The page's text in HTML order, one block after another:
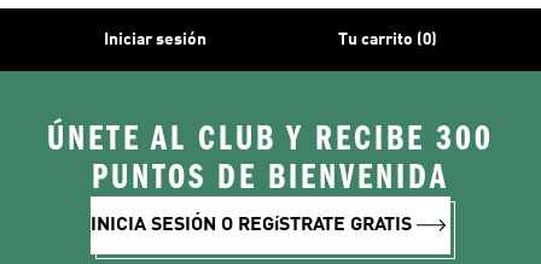
Iniciar sesión Tu carrito (0)
ÚNETE AL CLUB Y RECIBE 300
PUNTOS DE BIENVENIDA
INICIA SESIÓN O REGíSTRATE GRATIS